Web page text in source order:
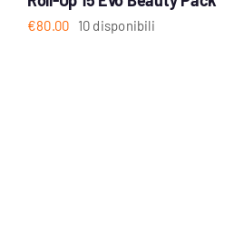
€80.00 10 disponibili